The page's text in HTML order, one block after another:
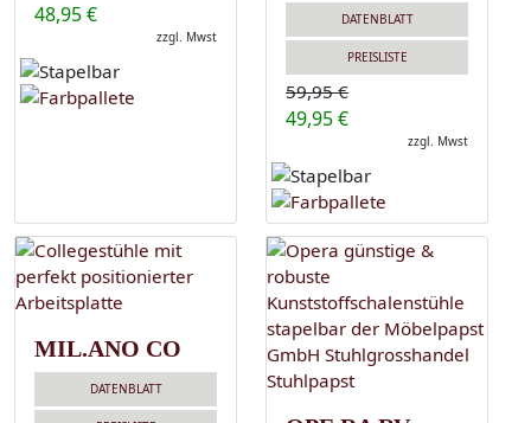
48,95 €
zzgl. Mwst
DATENBLATT
PREISLISTE
59,95 €
49,95 €
zzgl. Mwst
MIL.ANO CO
DATENBLATT